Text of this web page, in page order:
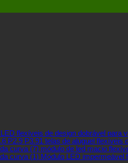
flexíveis de design dobrável para
P2.9 P3.91 telas de aluguel flexíveis
módulo de led macio
Módulo LED impermeável